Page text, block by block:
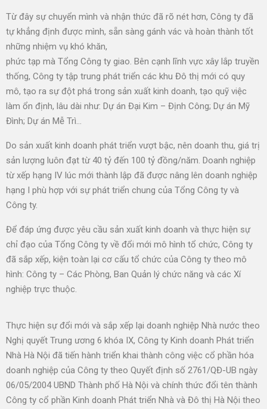
Từ đây sự chuyển mình và nhận thức đã rõ nét hơn, Công ty đã
tự khẳng định được mình, sẵn sàng gánh vác và hoàn thành tốt
những nhiệm vụ khó khăn,
phức tạp mà Tổng Công ty giao. Bên cạnh lĩnh vực xây lắp truyền
thống, Công ty tập trung phát triển các khu Đô thị mới có quy
mô, tạo ra sự đột phá trong sản xuất kinh doanh, tạo quỹ việc
làm ổn định, lâu dài như: Dự án Đại Kim – Định Công; Dự án Mỹ
Đình; Dự án Mễ Trì…
Do sản xuất kinh doanh phát triển vượt bậc, nên doanh thu, giá trị
sản lượng luôn đạt từ 40 tỷ đến 100 tỷ đồng/năm. Doanh nghiệp
từ xếp hạng IV lúc mới thành lập đã được nâng lên doanh nghiệp
hạng I phù hợp với sự phát triển chung của Tổng Công ty và
Công ty.
Để đáp ứng được yêu cầu sản xuất kinh doanh và thực hiện sự
chỉ đạo của Tổng Công ty về đổi mới mô hình tổ chức, Công ty
đã sắp xếp, kiện toàn lại cơ cấu tổ chức của Công ty theo mô
hình: Công ty – Các Phòng, Ban Quản lý chức năng và các Xí
nghiệp trực thuộc.
Thực hiện sự đổi mới và sắp xếp lại doanh nghiệp Nhà nước theo
Nghị quyết Trung ương 6 khóa IX, Công ty Kinh doanh Phát triển
Nhà Hà Nội đã tiến hành triển khai thành công việc cổ phần hóa
doanh nghiệp của Công ty theo Quyết định số 2761/QĐ-UB ngày
06/05/2004 UBND Thành phố Hà Nội và chính thức đổi tên thành
Công ty cổ phần Kinh doanh Phát triển Nhà và Đô thị Hà Nội theo